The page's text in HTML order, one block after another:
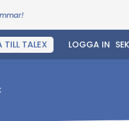
TILL TALEX LOGGA IN